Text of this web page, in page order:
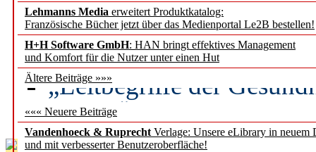
Lehmanns Media erweitert Produktkatalog:
Französische Bücher jetzt über das Medienportal Le2B bestellen!
H+H Software GmbH: HAN bringt effektives Management
und Komfort für die Nutzer unter einen Hut
Ältere Beiträge »»»
««« Neuere Beiträge
Vandenhoeck & Ruprecht Verlage: Unsere eLibrary in neuem
und mit verbesserter Benutzeroberfläche!
Künstliche Intelligenz
besser zu verstehen
„Leitbegriffe der
des BIÖG erscheinen